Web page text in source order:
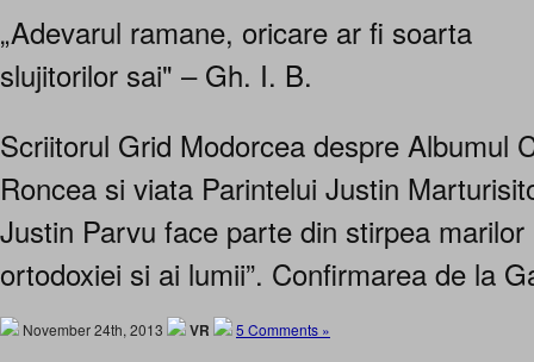
„Adevarul ramane, oricare ar fi soarta
slujitorilor sai" – Gh. I. B.
Scriitorul Grid Modorcea despre Albumul
Roncea si viata Parintelui Justin
Justin Parvu face parte din stirpea
ortodoxiei si ai lumii”. Confirmarea de la
November 24th, 2013 VR 5 Comments »